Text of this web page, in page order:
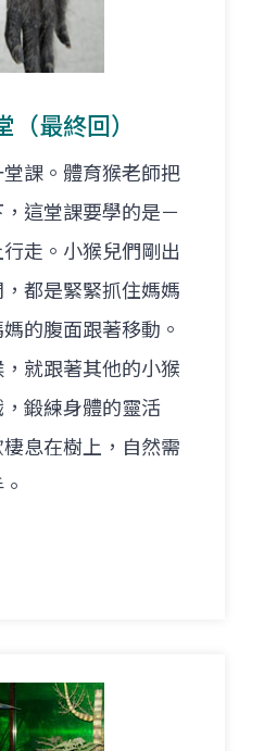
（最終回）
課。體育猴老師把
這堂課要學的是－
走。小猴兒們剛出
都是緊緊抓住媽媽
的腹面跟著移動。
就跟著其他的小猴
鍛練身體的靈活
息在樹上，自然需